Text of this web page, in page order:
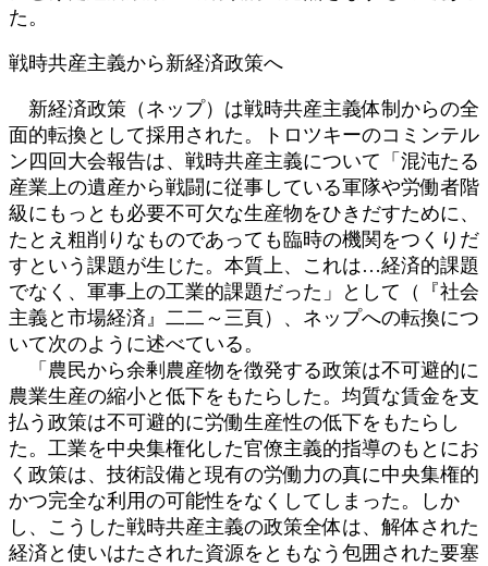
た。
戦時共産主義から新経済政策へ
新経済政策（ネップ）は戦時共産主義体制からの全
面的転換として採用された。トロツキーのコミンテル
ン四回大会報告は、戦時共産主義について「混沌たる
産業上の遺産から戦闘に従事している軍隊や労働者階
級にもっとも必要不可欠な生産物をひきだすために、
たとえ粗削りなものであっても臨時の機関をつくりだ
すという課題が生じた。本質上、これは…経済的課題
でなく、軍事上の工業的課題だった」として（『社会
主義と市場経済』二二～三頁）、ネップへの転換につ
いて次のように述べている。
「農民から余剰農産物を徴発する政策は不可避的に
農業生産の縮小と低下をもたらした。均質な賃金を支
払う政策は不可避的に労働生産性の低下をもたらし
た。工業を中央集権化した官僚主義的指導のもとにお
く政策は、技術設備と現有の労働力の真に中央集権的
かつ完全な利用の可能性をなくしてしまった。しか
し、こうした戦時共産主義の政策全体は、解体された
経済と使いはたされた資源をともなう包囲された要塞